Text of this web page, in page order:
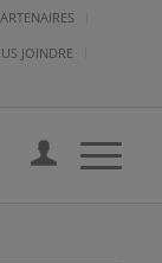
JOINDRE